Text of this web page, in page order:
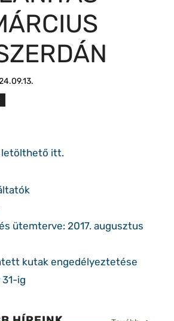
letölthető itt.
ütemterve: 2017. augusztus
kutak engedélyeztetése
ig